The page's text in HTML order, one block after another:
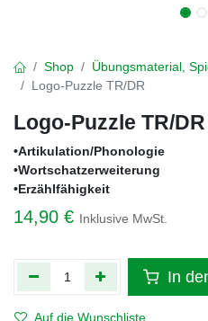
Shop
Übungsmaterial,
Logo-Puzzle TR/DR
Logo-Puzzle TR/DR
•Artikulation/Phonologie
•Wortschatzerweiterung
•Erzählfähigkeit
14,90 € Inklusive MwSt.
In
Auf die Wunschliste